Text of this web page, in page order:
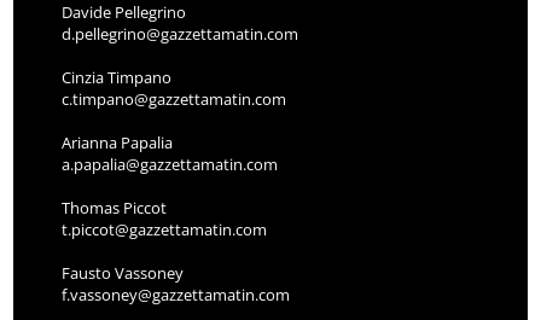
Davide Pellegrino
d.pellegrino@gazzettamatin.com
Cinzia Timpano
c.timpano@gazzettamatin.com
Arianna Papalia
a.papalia@gazzettamatin.com
Thomas Piccot
t.piccot@gazzettamatin.com
Fausto Vassoney
f.vassoney@gazzettamatin.com